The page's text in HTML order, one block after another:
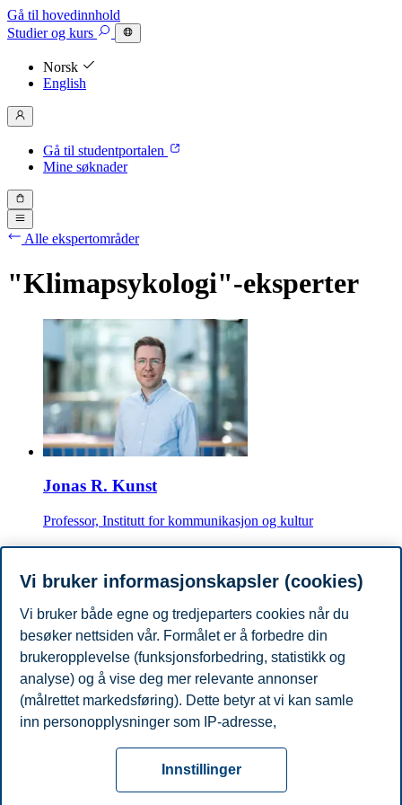
Gå til hovedinnhold
Studierog kurs
Norsk
English
Gå til studentportalen
Mine søknader
Alle ekspertområder
"Klimapsykologi"-eksperter
Jonas R. Kunst
Professor, Institutt for kommunikasjon og kultur
jonas.r.kunst@bi.no
Oslo
Per Espen Stoknes
Førsteamanuensis, Institutt for ledelse og organisasjon
+4791595161
per.e.stoknes@bi.no
Oslo
Tilgjengelighetserklæring
Kontakt oss
Vi bruker informasjonskapsler (cookies)
Vi bruker både egne og tredjeparters cookies når du
besøker nettsiden vår. Formålet er å forbedre din
brukeropplevelse (funksjonsforbedring, statistikk og
analyse) og å vise deg mer relevante annonser
(målrettet markedsføring). Dette betyr at vi kan samle
inn personopplysninger som IP-adresse,
cookies som er nødvendige for at nettsiden skal
fungere, kan du enten godta alle eller tilpasse ditt
Innstillinger